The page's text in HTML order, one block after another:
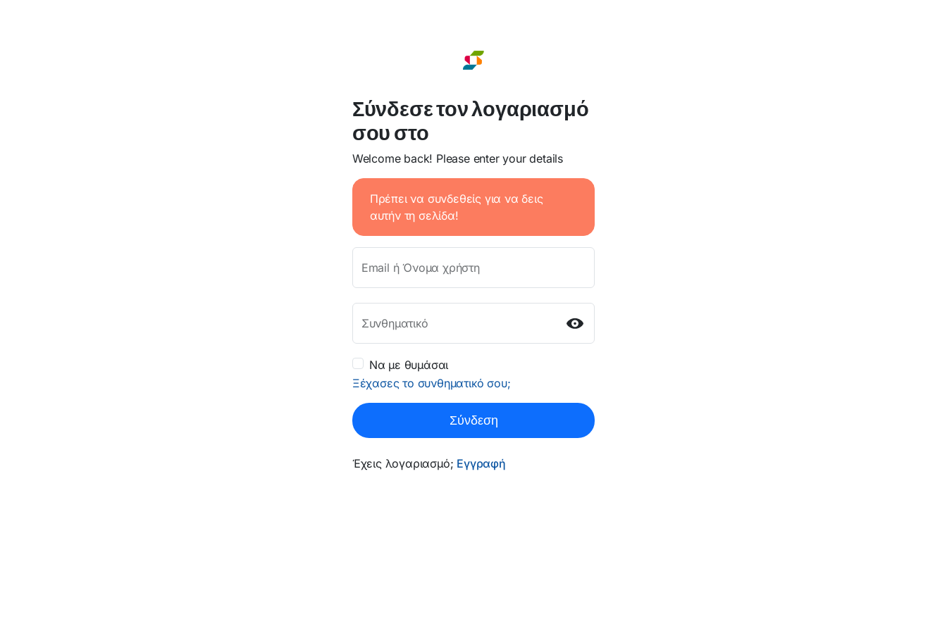
Σύνδεσε τον λογαριασμό
σου στο
Welcome back! Please enter your details
Πρέπει να συνδεθείς για να δεις
αυτήν τη σελίδα!
Email ή Όνομα χρήστη
Συνθηματικό
Να με θυμάσαι
Ξέχασες το συνθηματικό σου;
Σύνδεση
Έχεις λογαριασμό; Εγγραφή